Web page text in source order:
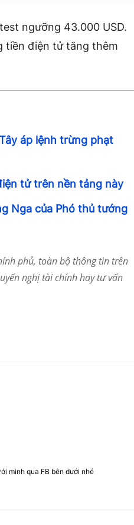
ngưỡng 43.000 USD.
tiền điện tử tăng thêm
áp lệnh trừng phạt
tử trên nền tảng này
Nga của Phó thủ tướng
phủ, toàn bộ thông tin trên
nghị tài chính hay tư vấn
mình qua FB bên dưới nhé